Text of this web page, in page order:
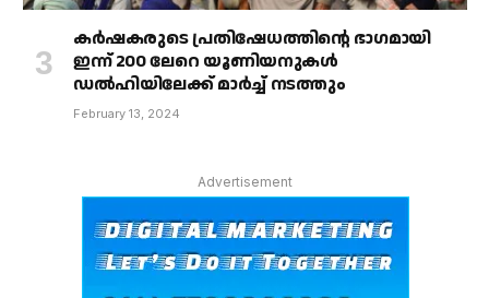
കർഷകരുടെ പ്രതിഷേധത്തിൻ്റെ ഭാഗമായി
ഇന്ന് 200 ലേറെ യൂണിയനുകൾ
ഡൽഹിയിലേക്ക് മാർച്ച് നടത്തും
February 13, 2024
Advertisement